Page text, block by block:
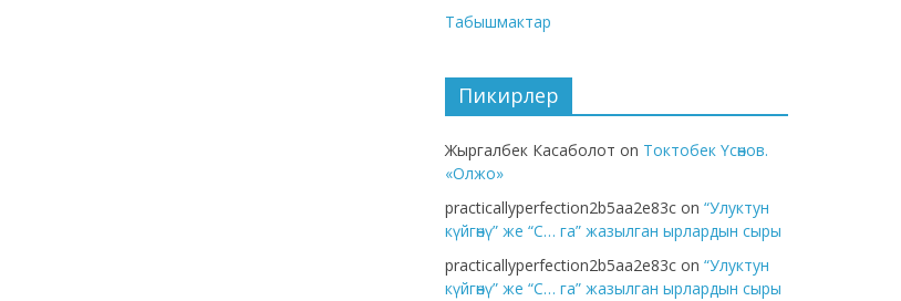
Табышмактар
Пикирлер
Жыргалбек Касаболот on Токтобек Үсөнов.
«Олжо»
practicallyperfection2b5aa2e83c on “Улуктун
күйгөнү” же “С… га” жазылган ырлардын сыры
practicallyperfection2b5aa2e83c on “Улуктун
күйгөнү” же “С… га” жазылган ырлардын сыры